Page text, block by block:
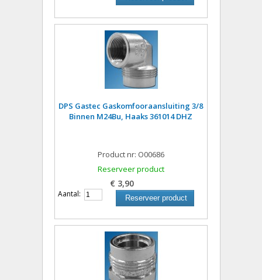
DPS Gastec Gaskomfooraansluiting 3/8
Binnen M24Bu, Haaks 361014 DHZ
Product nr: O00686
Reserveer product
€ 3,90
Aantal: Reserveer product